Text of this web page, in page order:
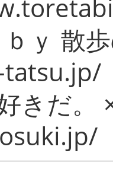
ｙ 散
きだ。